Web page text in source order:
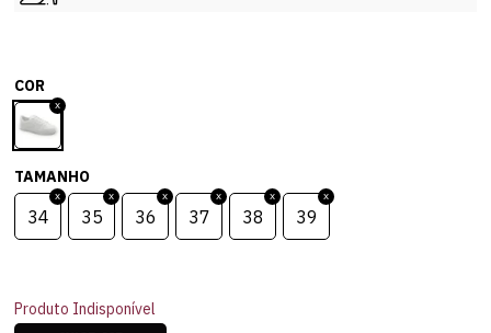
COR
TAMANHO
34 35 36 37 38 39
Produto Indisponível